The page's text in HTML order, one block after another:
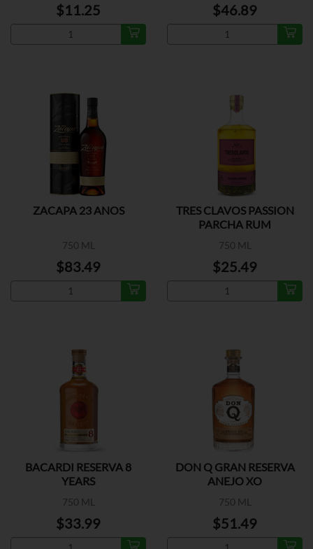
$11.25 $46.89
ZACAPA 23 ANOS
750 ML
$83.49
TRES CLAVOS PASSION
PARCHA RUM
750 ML
$25.49
BACARDI RESERVA 8
YEARS
750 ML
$33.99
DON Q GRAN RESERVA
ANEJO XO
750 ML
$51.49